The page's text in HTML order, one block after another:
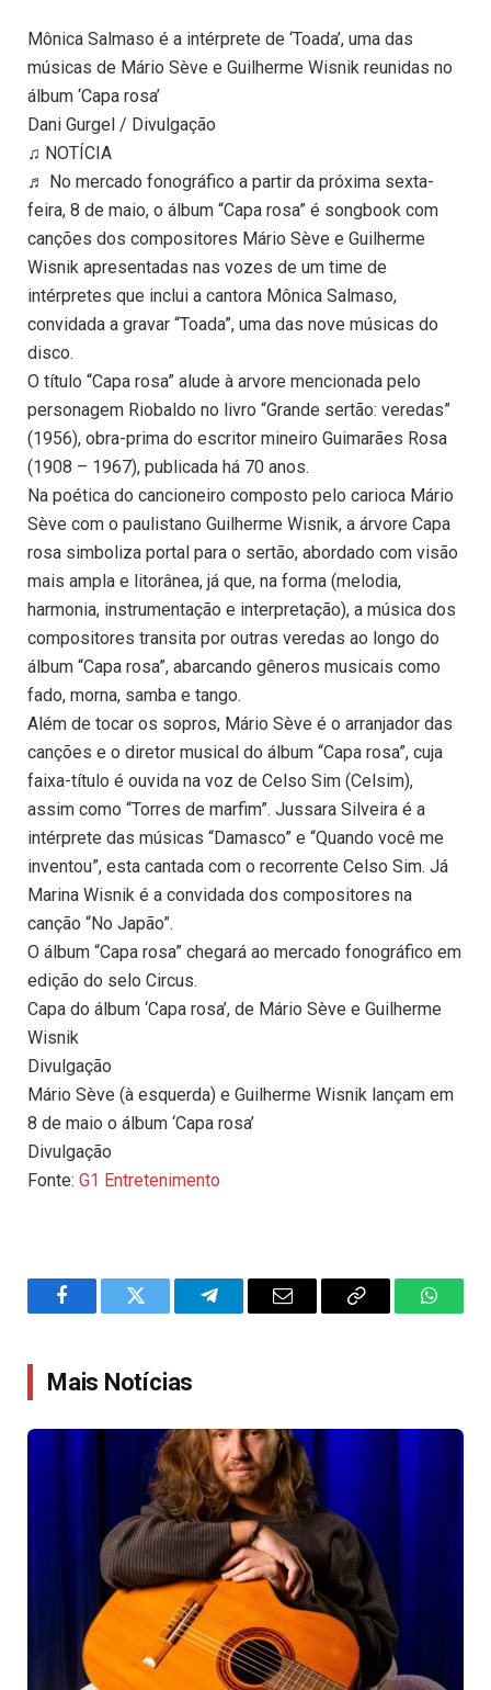
Mônica Salmaso é a intérprete de ‘Toada’, uma das
músicas de Mário Sève e Guilherme Wisnik reunidas no
álbum ‘Capa rosa’
Dani Gurgel / Divulgação
♫ NOTÍCIA
♬ No mercado fonográfico a partir da próxima sexta-
feira, 8 de maio, o álbum “Capa rosa” é songbook com
canções dos compositores Mário Sève e Guilherme
Wisnik apresentadas nas vozes de um time de
intérpretes que inclui a cantora Mônica Salmaso,
convidada a gravar “Toada”, uma das nove músicas do
disco.
O título “Capa rosa” alude à arvore mencionada pelo
personagem Riobaldo no livro “Grande sertão: veredas”
(1956), obra-prima do escritor mineiro Guimarães Rosa
(1908 – 1967), publicada há 70 anos.
Na poética do cancioneiro composto pelo carioca Mário
Sève com o paulistano Guilherme Wisnik, a árvore Capa
rosa simboliza portal para o sertão, abordado com visão
mais ampla e litorânea, já que, na forma (melodia,
harmonia, instrumentação e interpretação), a música dos
compositores transita por outras veredas ao longo do
álbum “Capa rosa”, abarcando gêneros musicais como
fado, morna, samba e tango.
Além de tocar os sopros, Mário Sève é o arranjador das
canções e o diretor musical do álbum “Capa rosa”, cuja
faixa-título é ouvida na voz de Celso Sim (Celsim),
assim como “Torres de marfim”. Jussara Silveira é a
intérprete das músicas “Damasco” e “Quando você me
inventou”, esta cantada com o recorrente Celso Sim. Já
Marina Wisnik é a convidada dos compositores na
canção “No Japão”.
O álbum “Capa rosa” chegará ao mercado fonográfico em
edição do selo Circus.
Capa do álbum ‘Capa rosa’, de Mário Sève e Guilherme
Wisnik
Divulgação
Mário Sève (à esquerda) e Guilherme Wisnik lançam em
8 de maio o álbum ‘Capa rosa’
Divulgação
Fonte: G1 Entretenimento
FacebookTwitter TelegramEmail
Copy
Mais Notícias